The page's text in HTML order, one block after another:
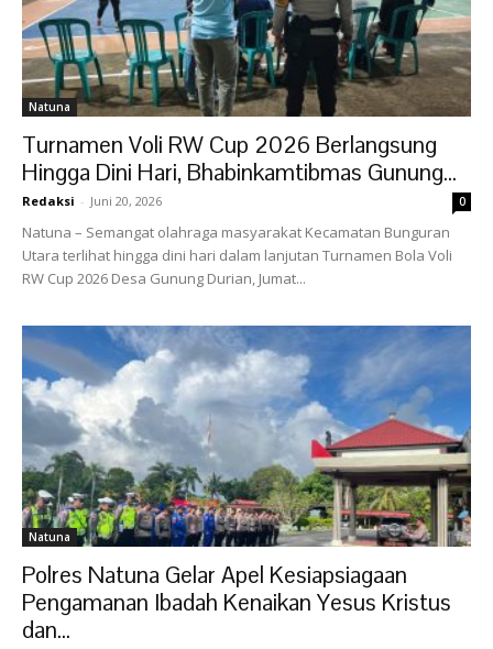
Natuna
Turnamen Voli RW Cup 2026 Berlangsung
Hingga Dini Hari, Bhabinkamtibmas Gunung...
Redaksi - Juni 20, 2026 0
‎Natuna – Semangat olahraga masyarakat Kecamatan Bunguran
Utara terlihat hingga dini hari dalam lanjutan Turnamen Bola Voli
RW Cup 2026 Desa Gunung Durian, Jumat...
Natuna
Polres Natuna Gelar Apel Kesiapsiagaan
Pengamanan Ibadah Kenaikan Yesus Kristus
dan...